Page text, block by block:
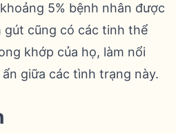
5% bệnh nhân được
gút cũng có các tinh thể
khớp của họ, làm nổi
giữa các tình trạng này.